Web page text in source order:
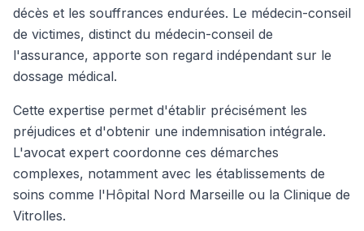
décès et les souffrances endurées. Le médecin-conseil
de victimes, distinct du médecin-conseil de
l'assurance, apporte son regard indépendant sur le
dossage médical.
Cette expertise permet d'établir précisément les
préjudices et d'obtenir une indemnisation intégrale.
L'avocat expert coordonne ces démarches
complexes, notamment avec les établissements de
soins comme l'Hôpital Nord Marseille ou la Clinique de
Vitrolles.